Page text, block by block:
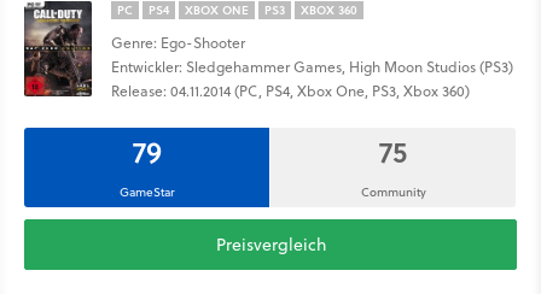
PC PS4 XBOX ONE PS3 XBOX 360
Genre: Ego-Shooter
Entwickler: Sledgehammer Games, High Moon Studios (PS3)
Release: 04.11.2014 (PC, PS4, Xbox One, PS3, Xbox 360)
79
GameStar
75
Community
Preisvergleich